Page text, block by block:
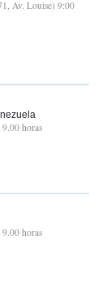
Av. Louise) 9:00
horas
horas